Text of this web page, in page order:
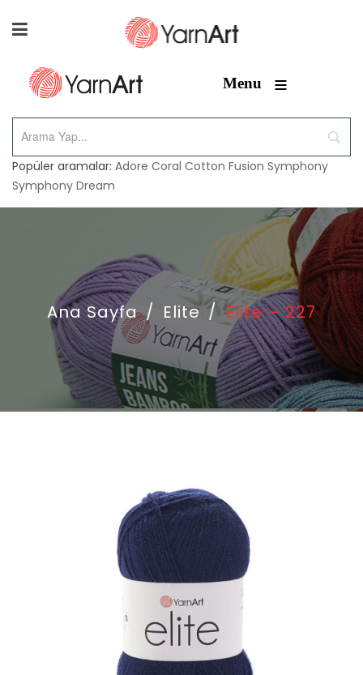
Menu ≡
Popüler aramalar: Adore Coral Cotton Fusion Symphony
Symphony Dream
Ana Sayfa / Elite / Elite – 227